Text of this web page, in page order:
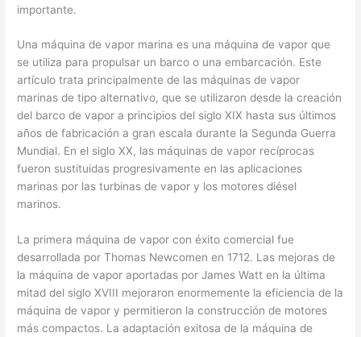
importante.
Una máquina de vapor marina es una máquina de vapor que
se utiliza para propulsar un barco o una embarcación. Este
artículo trata principalmente de las máquinas de vapor
marinas de tipo alternativo, que se utilizaron desde la creación
del barco de vapor a principios del siglo XIX hasta sus últimos
años de fabricación a gran escala durante la Segunda Guerra
Mundial. En el siglo XX, las máquinas de vapor recíprocas
fueron sustituidas progresivamente en las aplicaciones
marinas por las turbinas de vapor y los motores diésel
marinos.
La primera máquina de vapor con éxito comercial fue
desarrollada por Thomas Newcomen en 1712. Las mejoras de
la máquina de vapor aportadas por James Watt en la última
mitad del siglo XVIII mejoraron enormemente la eficiencia de la
máquina de vapor y permitieron la construcción de motores
más compactos. La adaptación exitosa de la máquina de